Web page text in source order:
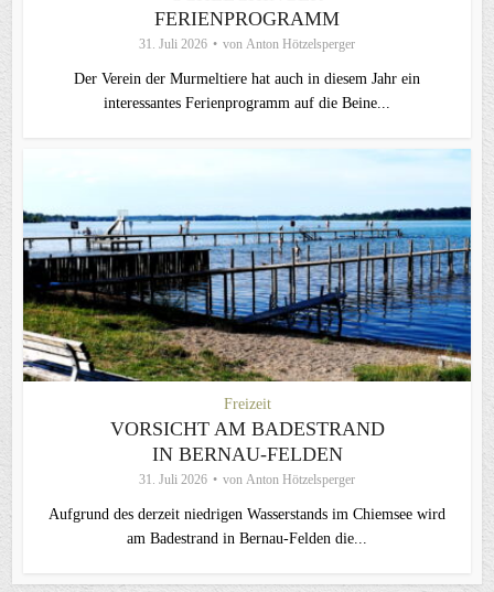
FERIENPROGRAMM
31. Juli 2026 von Anton Hötzelsperger
Der Verein der Murmeltiere hat auch in diesem Jahr ein
interessantes Ferienprogramm auf die Beine...
Freizeit
VORSICHT AM BADESTRAND
IN BERNAU-FELDEN
31. Juli 2026 von Anton Hötzelsperger
Aufgrund des derzeit niedrigen Wasserstands im Chiemsee wird
am Badestrand in Bernau-Felden die...